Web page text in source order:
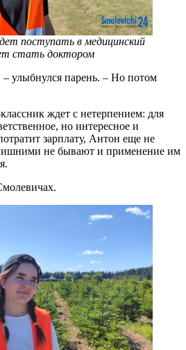
поступать в медицинский
стать доктором
улыбнулся парень. – Но потом
ждет с нетерпением: для
но интересное и
зарплату, Антон еще не
не бывают и применение им